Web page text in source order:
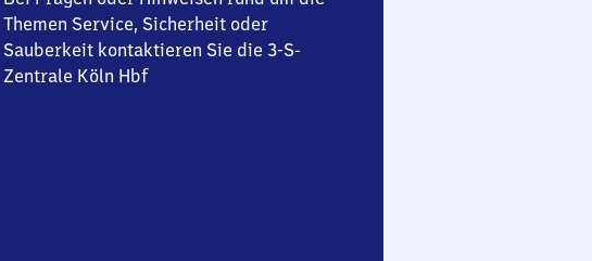
Themen Service, Sicherheit oder
Sauberkeit kontaktieren Sie die 3-S-
Zentrale Köln Hbf